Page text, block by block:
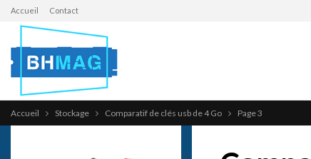
Accueil Contact
Accueil Stockage Comparatif de clés usb de 4 Go Page 3